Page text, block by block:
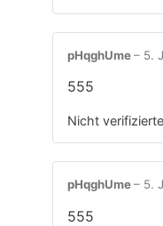
pHqghUme– 5.
555
Nicht
pHqghUme– 5.
555